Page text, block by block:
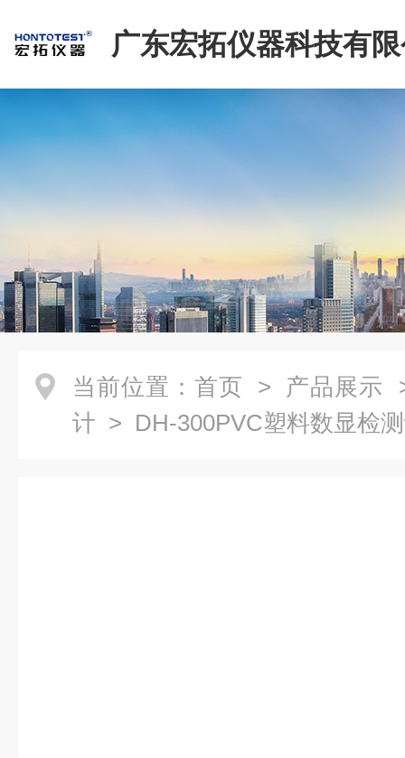
广东宏拓仪器科技有
当前位置： 首页 > 产品展示
计 > DH-300PVC塑料数显检